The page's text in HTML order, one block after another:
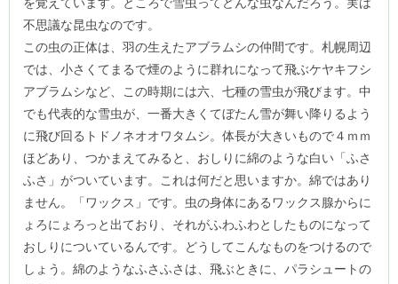
不思議な昆虫なのです。
この虫の正体は、羽の生えたアブラムシの仲間です。札幌周辺
では、小さくてまるで煙のように群れになって飛ぶケヤキフシ
アブラムシなど、この時期には六、七種の雪虫が飛びます。中
でも代表的な雪虫が、一番大きくてぼたん雪が舞い降りるよう
に飛び回るトドノネオオワタムシ。体長が大きいもので４ｍｍ
ほどあり、つかまえてみると、おしりに綿のような白い「ふさ
ふさ」がついています。これは何だと思いますか。綿ではあり
ません。「ワックス」です。虫の身体にあるワックス腺からに
ょろにょろっと出ており、それがふわふわとしたものになって
おしりについているんです。どうしてこんなものをつけるので
しょう。綿のようなふさふさは、飛ぶときに、パラシュートの